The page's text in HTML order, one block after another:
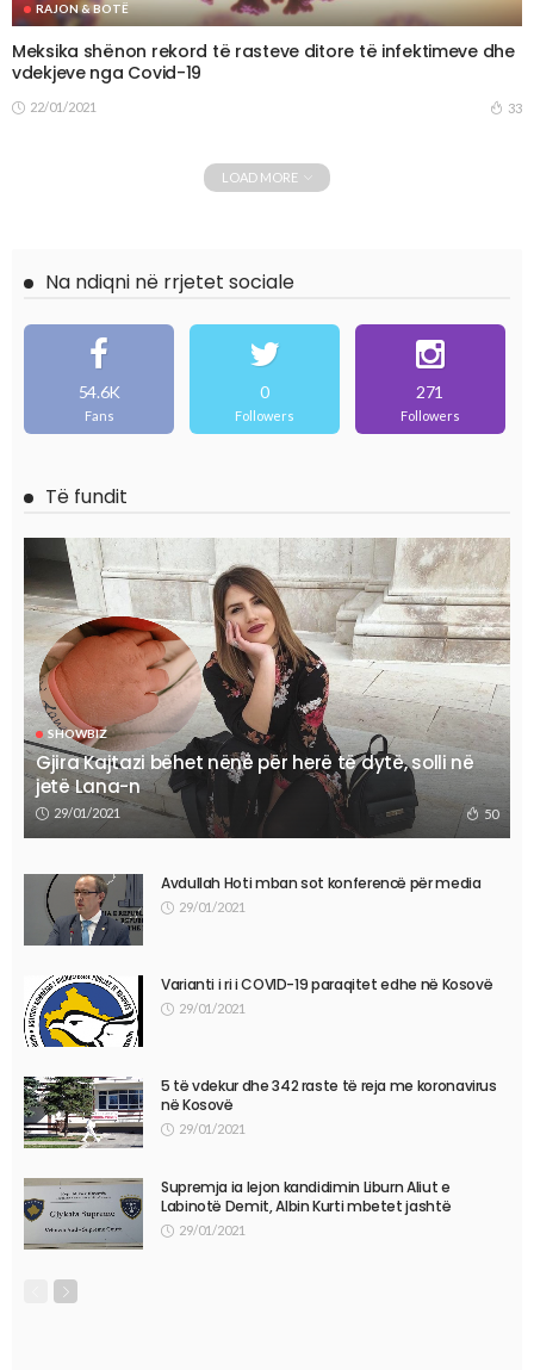
RAJON & BOTË
Meksika shënon rekord të rasteve ditore të infektimeve dhe
vdekjeve nga Covid-19
22/01/2021 33
LOAD MORE
Na ndiqni në rrjetet sociale
54.6K
Fans
0
Followers
271
Followers
Të fundit
SHOWBIZ
Gjira Kajtazi bëhet nënë për herë të dytë, solli në
jetë Lana-n
29/01/2021 50
Avdullah Hoti mban sot konferencë për media
29/01/2021
Varianti i ri i COVID-19 paraqitet edhe në Kosovë
29/01/2021
5 të vdekur dhe 342 raste të reja me koronavirus
në Kosovë
29/01/2021
Supremja ia lejon kandidimin Liburn Aliut e
Labinotë Demit, Albin Kurti mbetet jashtë
29/01/2021